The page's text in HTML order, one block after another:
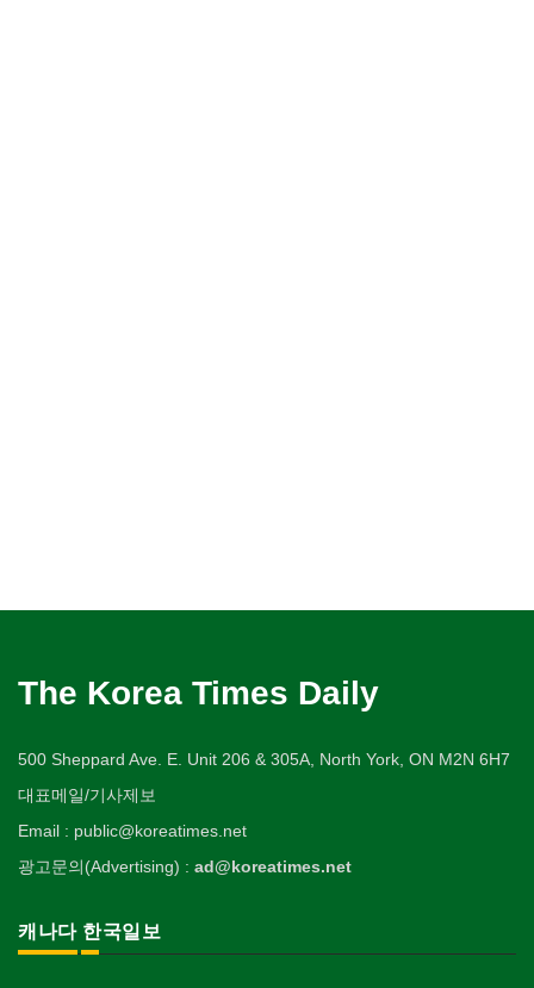
The Korea Times Daily
500 Sheppard Ave. E. Unit 206 & 305A, North York, ON M2N 6H7
대표메일/기사제보
Email : public@koreatimes.net
광고문의(Advertising) : ad@koreatimes.net
캐나다 한국일보